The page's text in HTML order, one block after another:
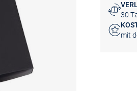
30
mit